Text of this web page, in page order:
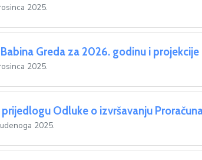
2025.
Greda za 2026. godinu i
2025.
Odluke o izvršavanju
2025.